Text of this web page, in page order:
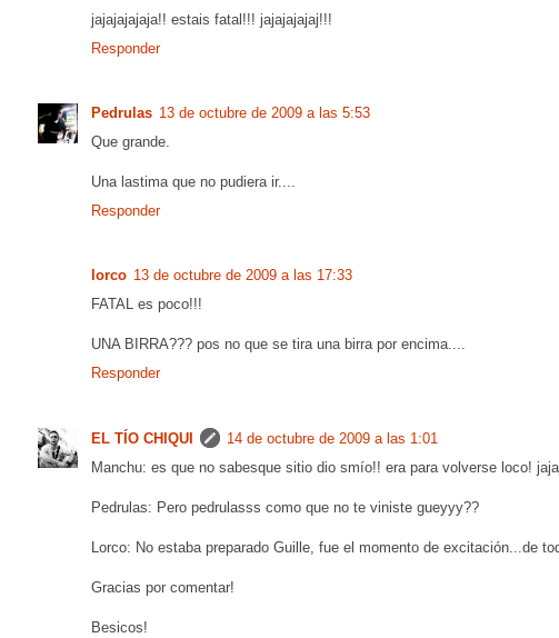
jajajajajaja!! estais fatal!!! jajajajajaj!!!
Responder
Pedrulas 13 de octubre de 2009 a las 5:53
Que grande.
Una lastima que no pudiera ir....
Responder
lorco 13 de octubre de 2009 a las 17:33
FATAL es poco!!!
UNA BIRRA??? pos no que se tira una birra por encima....
Responder
EL TÍO CHIQUI
14 de octubre de 2009 a las 1:01
Manchu: es que no sabesque sitio dio smío!! era para volverse loco!
Pedrulas: Pero pedrulasss como que no te viniste gueyyy??
Lorco: No estaba preparado Guille, fue el momento de excitación...de
Gracias por comentar!
Besicos!